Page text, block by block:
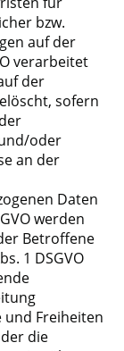
bzw.
auf der
verarbeitet
der
sofern
oder
an der
Daten
werden
Betroffene
1 DSGVO
und Freiheiten
die